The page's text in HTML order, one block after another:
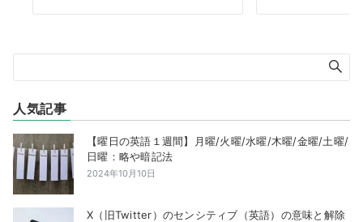
人気記事
【曜日の英語１週間】月曜/火曜/水曜/木曜/金曜/土曜/
日曜：略や暗記法
2024年10月10日
X（旧Twitter）のセンシティブ（英語）の意味と解除